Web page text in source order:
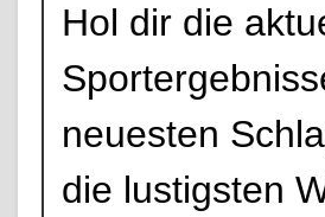
Hol dir die
neuesten
die lustigsten